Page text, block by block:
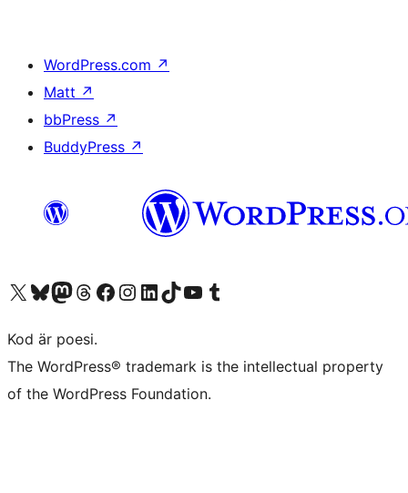
WordPress.com ↗
Matt ↗
bbPress ↗
BuddyPress ↗
Besök vår X-konto (f.d. Twitter)
Besök vårt Bluesky-konto
Besök vårt Mastodon-konto
Besök vårt Thread-konto
Besök vår Facebook-sidaBesök vårt Instagram-konto
Besök vårt LinkedIn-konto
Besök vårt TikTok-konto
Besök vår YouTube-kanalBesök vårt Tumblr-konto
Kod är poesi.
The WordPress® trademark is the intellectual property
of the WordPress Foundation.